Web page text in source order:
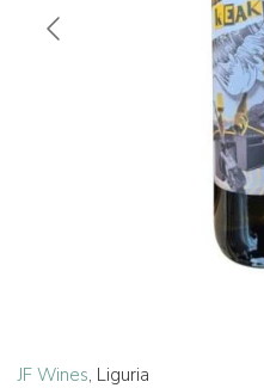
JF Wines, Liguria